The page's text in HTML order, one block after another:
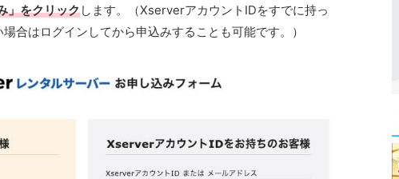
」をクリックします。（XserverアカウントIDをすでに持っ
合はログインしてから申込みすることも可能です。）